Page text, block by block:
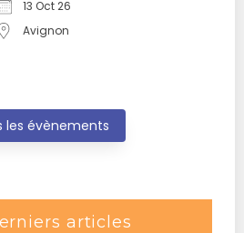
13 Oct 26
Avignon
les évènements
articles